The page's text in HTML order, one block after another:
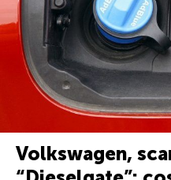
Volkswagen,